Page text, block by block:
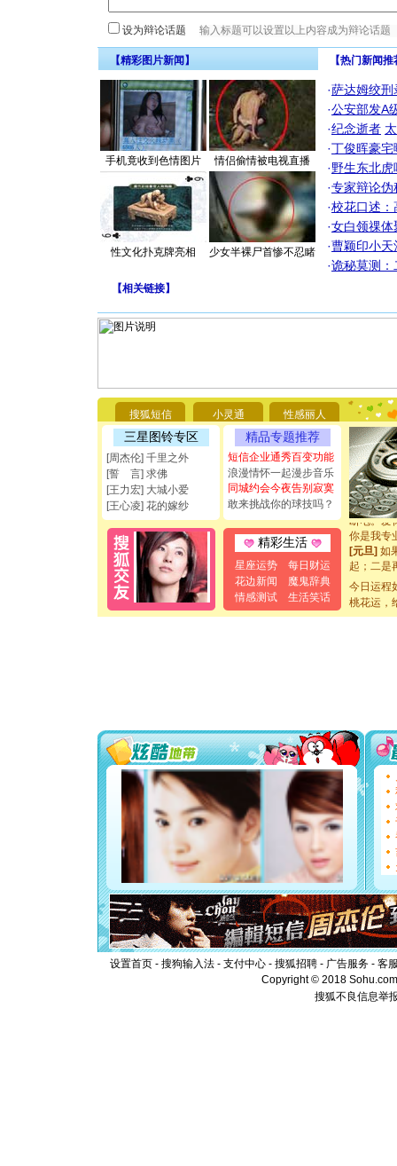
设为辩论话题
【精彩图片新闻】
手机竟收到色情图片 情侣偷情被电视直播
性文化扑克牌亮相 少女半裸尸首惨不忍睹
【热门新闻
·萨达姆绞刑
·公安部发A
·纪念逝者
·丁俊晖豪
·野生东北
·专家辩论伪
·校花口述：
·女白领祼体
·曹颖印小天
·诡秘莫测：
【相关链接】
搜狐短信 小灵通 性感丽人
三星图铃专区
[周杰伦] 千里之外
[誓 言] 求佛
[王力宏] 大城小爱
[王心凌] 花的嫁纱
精品专题推荐
短信企业通秀百变功能
浪漫情怀一起漫步音乐
同城约会今夜告别寂寞
敢来挑战你的球技吗？
精彩生活
星座运势
每日财运
花边新闻
魔鬼辞典
情感测试
生活笑话
要平安
[圣诞节]
能正大光
都要快乐
[圣诞节]
如意,快
[元旦]看
断电。爱
你是我专
[元旦]如
起；二是
离。水晶
[元旦]当
泣，这痛
卖了。水
你太多，
要平安
[圣诞节]
能正大
都要快乐
[圣诞节]
如意,快
[元旦]
看
断电。
你是我
[元旦]如
起；二是
离。水晶
[元旦]当
泣，这痛
卖了。水
[春节]风
颜！冬去
今日运程
桃花运，
设置首页 - 搜狗输入法 - 支付中心 - 搜狐招聘 - 广告服务 - 客
Copyright © 2018
搜狐不良信息举